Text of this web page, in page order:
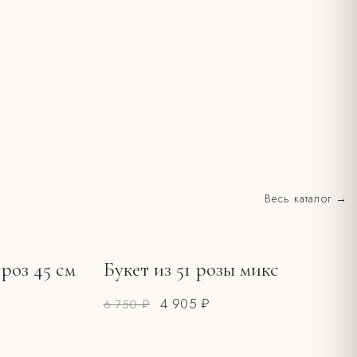
Весь каталог →
45 см РАСПРОДАЖА
Букет из 51 розы микс
6 750 ₽ 4 905 ₽